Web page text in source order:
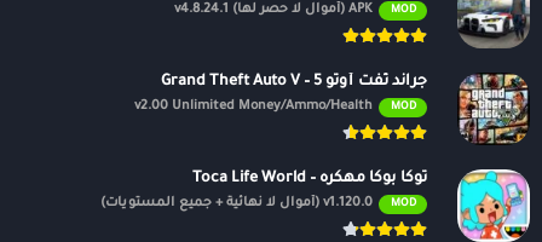
MOD APK (أموال لا حصر لها) v4.8.24.1
جراند ثفت أوتو 5 – Grand Theft Auto V
MOD
v2.00 Unlimited Money/Ammo/Health
توكا بوكا مهكره – Toca Life World
MOD v1.120.0 (أموال لا نهائية + جميع المستويات)